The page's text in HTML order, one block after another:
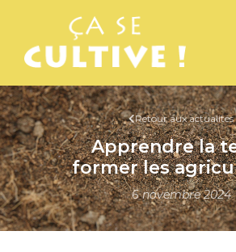
Retour aux actualités
Apprendre la
former les
6 novembre 2024